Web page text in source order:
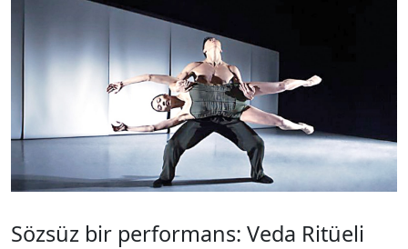
Sözsüz bir performans: Veda Ritüeli